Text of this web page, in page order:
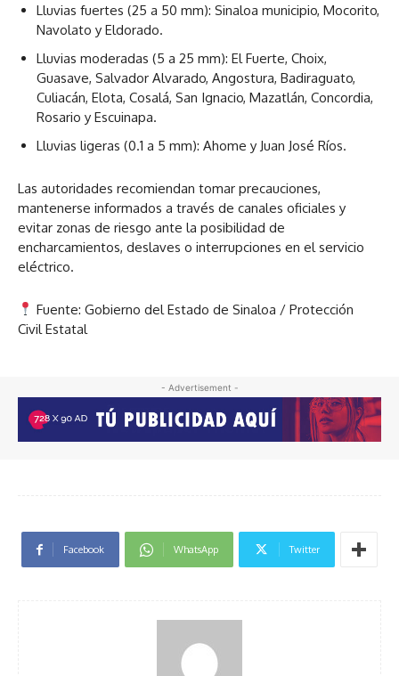
Lluvias fuertes (25 a 50 mm): Sinaloa municipio, Mocorito,
Navolato y Eldorado.
Lluvias moderadas (5 a 25 mm): El Fuerte, Choix,
Guasave, Salvador Alvarado, Angostura, Badiraguato,
Culiacán, Elota, Cosalá, San Ignacio, Mazatlán, Concordia,
Rosario y Escuinapa.
Lluvias ligeras (0.1 a 5 mm): Ahome y Juan José Ríos.
Las autoridades recomiendan tomar precauciones,
mantenerse informados a través de canales oficiales y
evitar zonas de riesgo ante la posibilidad de
encharcamientos, deslaves o interrupciones en el servicio
eléctrico.
Fuente: Gobierno del Estado de Sinaloa / Protección
Civil Estatal
- Advertisement -
Facebook WhatsApp Twitter